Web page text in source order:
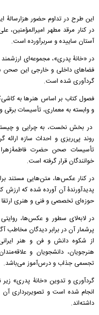
این طرح در تداوم حضور هزارسالۀ
در کنار مرقد مطهر
آستان ساییده و سربرآورده است.
در «خانۀ پدری»، مجموعه‌ای
فضاهای داخلی و خارجی این صحن
گردآوری شده است.
فصول کتاب بر اساس هنرها به
و وابسته به معماری، تأسیسات برقی
در بخش نخست، به چرایی و
روند پی‌ریزی و احداث سازه ارائه
تأسیسات صحن حضرت فاطمۀزهرا
خوانندگان قرار گرفته است.
در کنار عکس‌ها، متن‌هایی مستند
پدیدآورندۀ آن آورده شده که ارزش
حوزه‌ای تخصصی و فنی و هنری
در لابه‌لای سطور و عکس‌ها،
پرشمار آن در برابر دیدگان مخاطب
از شکوه دانش و فن و هنر
هنرجویان، دانشجویان و
تجسمی جذاب و درس‌آموز می‌باشد.
گردآوری و تدوین «خانۀ پدری»
انجام شده است و تصویربرداری
داشته‌اند.